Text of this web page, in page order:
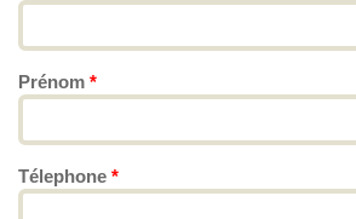
Prénom *
Télephone *